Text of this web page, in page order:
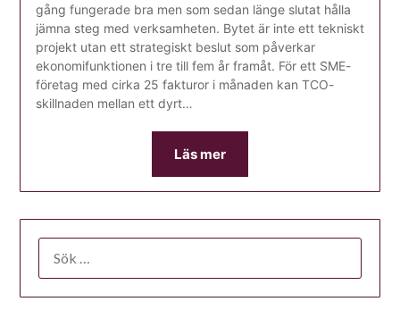
gång fungerade bra men som sedan länge slutat hålla
jämna steg med verksamheten. Bytet är inte ett tekniskt
projekt utan ett strategiskt beslut som påverkar
ekonomifunktionen i tre till fem år framåt. För ett SME-
företag med cirka 25 fakturor i månaden kan TCO-
skillnaden mellan ett dyrt…
Läs mer